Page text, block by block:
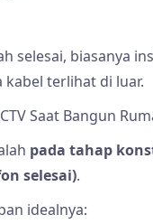
selesai, biasanya
terlihat di luar.
Saat Bangun
pada tahap
selesai).
idealnya: